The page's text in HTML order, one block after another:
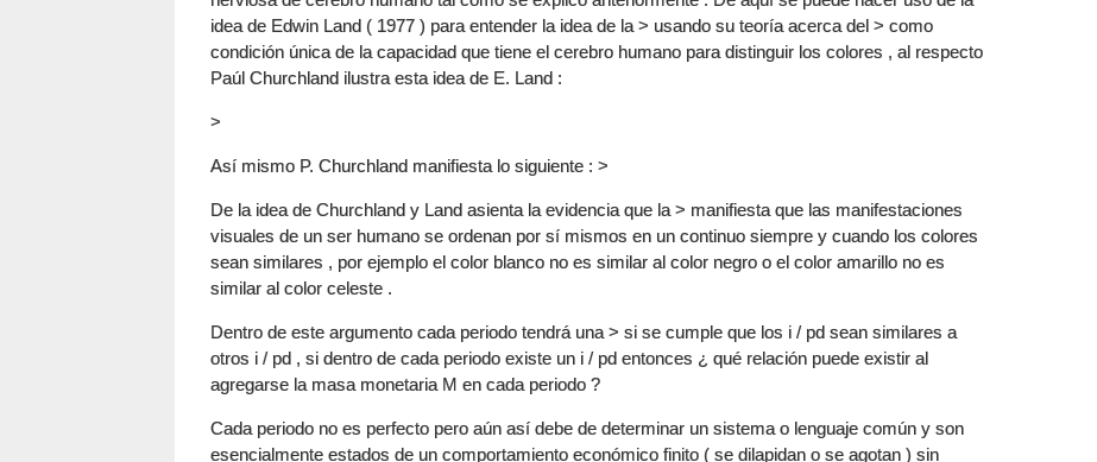
idea de Edwin Land ( 1977 ) para entender la idea de la > usando su teoría acerca del > como
condición única de la capacidad que tiene el cerebro humano para distinguir los colores , al respecto
Paúl Churchland ilustra esta idea de E. Land :
>
Así mismo P. Churchland manifiesta lo siguiente : >
De la idea de Churchland y Land asienta la evidencia que la > manifiesta que las manifestaciones
visuales de un ser humano se ordenan por sí mismos en un continuo siempre y cuando los colores
sean similares , por ejemplo el color blanco no es similar al color negro o el color amarillo no es
similar al color celeste .
Dentro de este argumento cada periodo tendrá una > si se cumple que los i / pd sean similares a
otros i / pd , si dentro de cada periodo existe un i / pd entonces ¿ qué relación puede existir al
agregarse la masa monetaria M en cada periodo ?
Cada periodo no es perfecto pero aún así debe de determinar un sistema o lenguaje común y son
esencialmente estados de un comportamiento económico finito ( se dilapidan o se agotan ) sin